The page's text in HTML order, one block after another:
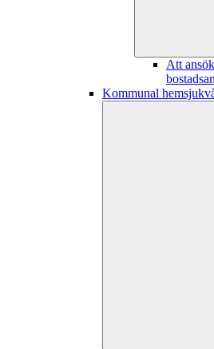
Att
Kommunal